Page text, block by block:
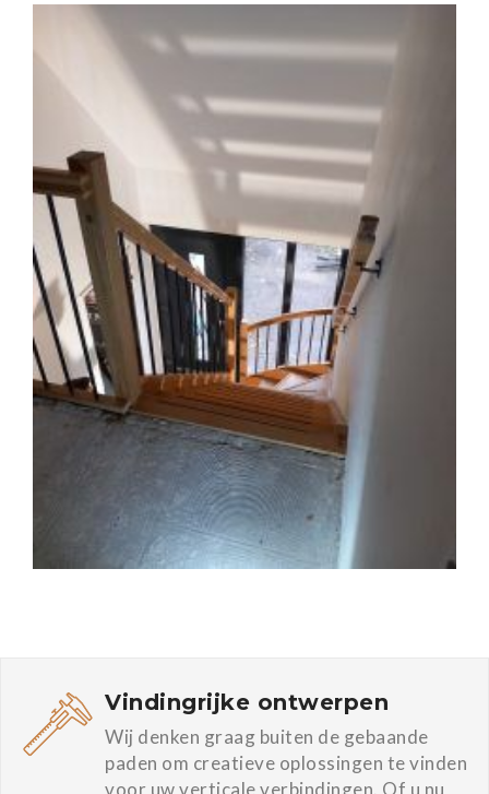
Vindingrijke ontwerpen
Wij denken graag buiten de gebaande
paden om creatieve oplossingen te vinden
voor uw verticale verbindingen. Of u nu